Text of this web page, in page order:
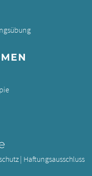
| Haftungsausschluss